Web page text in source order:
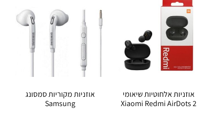
אוזניות אלחוטיות שיאומי
Xiaomi Redmi AirDots 2
אוזניות מקוריות סמסונג
Samsung